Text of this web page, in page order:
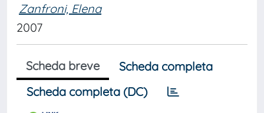
Zanfroni, Elena
2007
Scheda breve
Scheda completa
Scheda completa (DC)